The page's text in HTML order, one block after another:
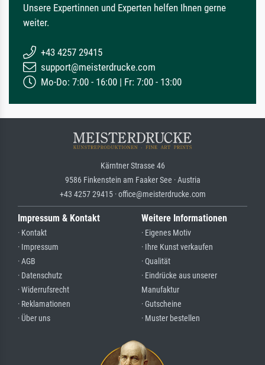
Unsere Expertinnen und Experten helfen Ihnen gerne
weiter.
+43 4257 29415
support@meisterdrucke.com
Mo-Do: 7:00 - 16:00 | Fr: 7:00 - 13:00
Kärntner Strasse 46
9586 Finkenstein am Faaker See · Austria
+43 4257 29415 · office@meisterdrucke.com
Impressum & Kontakt
· Kontakt
· Impressum
· AGB
· Datenschutz
· Widerrufsrecht
· Reklamationen
· Über uns
Weitere Informationen
· Eigenes Motiv
· Ihre Kunst verkaufen
· Qualität
· Eindrücke aus unserer
Manufaktur
· Gutscheine
· Muster bestellen